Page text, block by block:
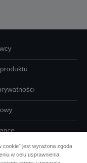
swoich danych
cookie” jest wyrażona zgoda
w celu usprawnienia